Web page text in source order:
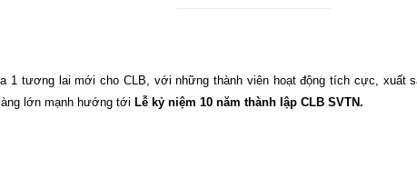
1 tương lai mới cho CLB, với những thành viên hoạt động tích cực,
lớn mạnh hướng tới Lễ kỷ niệm 10 năm thành lập CLB SVTN.